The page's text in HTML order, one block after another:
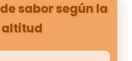
sabor según la
altitud